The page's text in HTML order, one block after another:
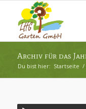
Archiv für das
Du bist hier: Startseite /